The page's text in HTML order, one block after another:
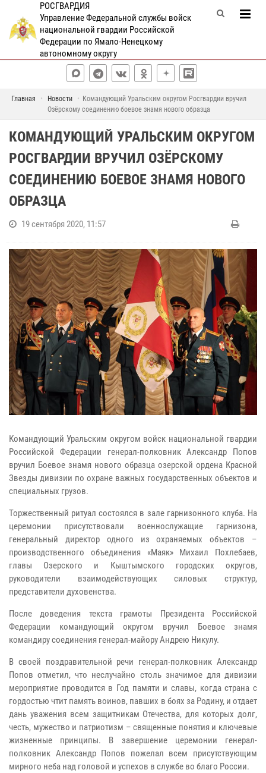
РОСГВАРДИЯ
Управление Федеральной службы войск
национальной гвардии Российской
Федерации по Ямало-Ненецкому
автономному округу
Главная Новости
Командующий Уральским округом Росгвардии вручил
Озёрскому соединению боевое знамя нового образца
КОМАНДУЮЩИЙ УРАЛЬСКИМ ОКРУГОМ
РОСГВАРДИИ ВРУЧИЛ ОЗЁРСКОМУ
СОЕДИНЕНИЮ БОЕВОЕ ЗНАМЯ НОВОГО
ОБРАЗЦА
19 сентября 2020, 11:57
Командующий Уральским округом войск национальной гвардии
Российской Федерации генерал-полковник Александр Попов
вручил Боевое знамя нового образца озерской ордена Красной
Звезды дивизии по охране важных государственных объектов и
специальных грузов.
Торжественный ритуал состоялся в зале гарнизонного клуба. На
церемонии присутствовали военнослужащие гарнизона,
генеральный директор одного из охраняемых объектов –
производственного объединения «Маяк» Михаил Похлебаев,
главы Озерского и Кыштымского городских округов,
руководители взаимодействующих силовых структур,
представители духовенства.
После доведения текста грамоты Президента Российской
Федерации командующий округом вручил Боевое знамя
командиру соединения генерал-майору Андрею Никулу.
В своей поздравительной речи генерал-полковник Александр
Попов отметил, что неслучайно столь значимое для дивизии
мероприятие проводится в Год памяти и славы, когда страна с
гордостью чтит память воинов, павших в боях за Родину, и отдает
дань уважения всем защитникам Отечества, для которых долг,
честь, мужество и патриотизм – священные понятия и ключевые
жизненные принципы. В завершение церемонии генерал-
полковник Александр Попов пожелал всем присутствующим
мирного неба над головой и успехов в службе во благо России.